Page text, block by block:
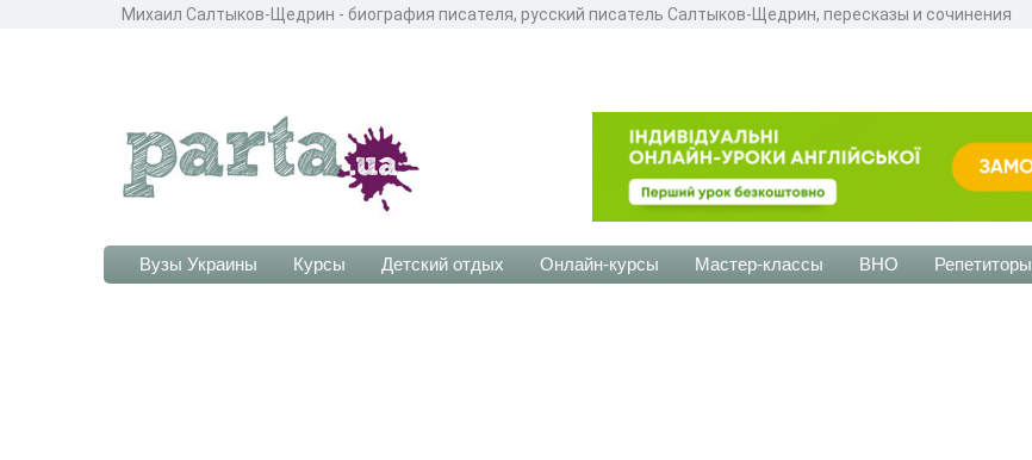
Михаил Салтыков-Щедрин - биография писателя, русский писатель Салтыков-Щедрин, пересказы и сочинения
Вузы Украины Курсы Детский отдых Онлайн-курсы Мастер-классы ВНО Репетиторы